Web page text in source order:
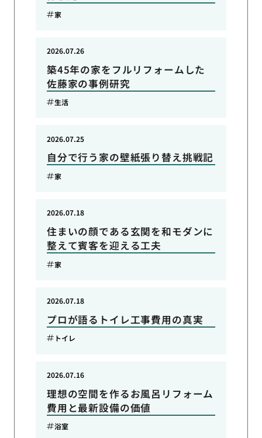
家
築45年の家をフルリフォームした
佐藤家の事例研究
2026.07.26
生活
自分で行う家の壁紙張り替え挑戦記
2026.07.25
家
住まいの顔である玄関を和モダンに
整えて賓客を迎える工夫
2026.07.18
家
プロが語るトイレ工事費用の真実
2026.07.18
トイレ
理想の空間を作るお風呂リフォーム
費用と最新設備の価値
2026.07.16
浴室